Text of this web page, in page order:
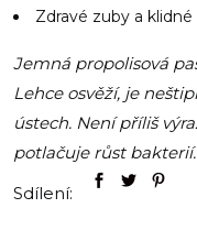
Zdravé zuby a klidné
Jemná propolisová
Lehce osvěží, je
ústech. Není příliš
potlačuje růst bakterií.
Sdílení: